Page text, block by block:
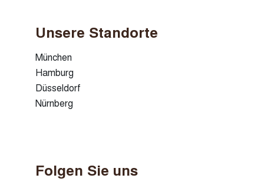
Unsere Standorte
München
Hamburg
Düsseldorf
Nürnberg
Folgen Sie uns